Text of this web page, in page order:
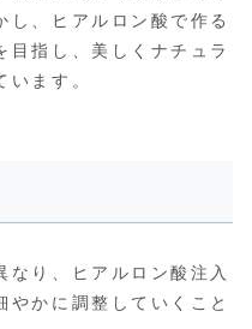
し、ヒアルロン酸で作る
目指し、美しくナチュラ
います。
なり、ヒアルロン酸注入
やかに調整していくこと